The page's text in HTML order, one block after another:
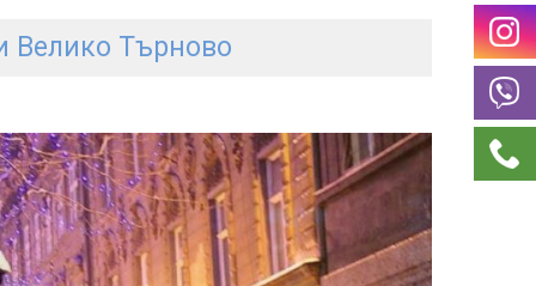
Велико Търново